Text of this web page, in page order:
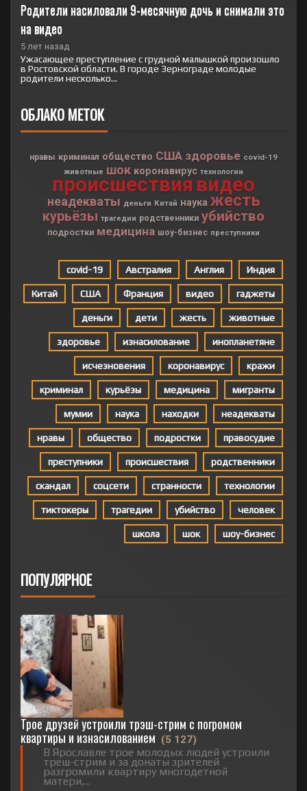
Родители насиловали 9-месячную дочь и снимали это
на видео
5 лет назад
Ужасающее преступление с грудной малышкой произошло
в Ростовской области. В городе Зернограде молодые
родители несколько...
ОБЛАКО МЕТОК
нравы криминал общество США здоровье covid-19
животные шок коронавирус технологии
происшествия видео
неадекваты деньги Китай наука жесть
курьёзы трагедии родственники убийство
подростки медицина шоу-бизнес преступники
covid-19 Австралия Англия Индия
Китай США Франция видео гаджеты
деньги дети жесть животные
здоровье изнасилование инопланетяне
исчезновения коронавирус кражи
криминал курьёзы медицина мигранты
мумии наука находки неадекваты
нравы общество подростки правосудие
преступники происшествия родственники
скандал соцсети странности технологии
тиктокеры трагедии убийство человек
школа шок шоу-бизнес
ПОПУЛЯРНОЕ
Трое друзей устроили трэш-стрим с погромом
квартиры и изнасилованием (5 127)
В Ярославле трое молодых людей устроили
треш-стрим и за донаты зрителей
разгромили квартиру многодетной
матери,...